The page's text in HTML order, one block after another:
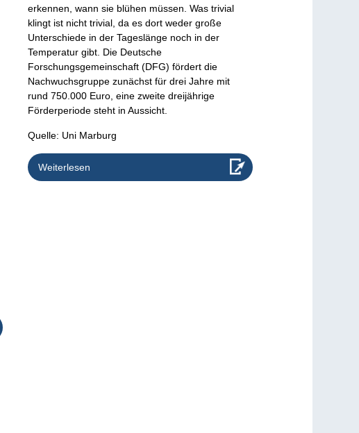
erkennen, wann sie blühen müssen. Was trivial
klingt ist nicht trivial, da es dort weder große
Unterschiede in der Tageslänge noch in der
Temperatur gibt. Die Deutsche
Forschungsgemeinschaft (DFG) fördert die
Nachwuchsgruppe zunächst für drei Jahre mit
rund 750.000 Euro, eine zweite dreijährige
Förderperiode steht in Aussicht.
Quelle: Uni Marburg
Weiterlesen